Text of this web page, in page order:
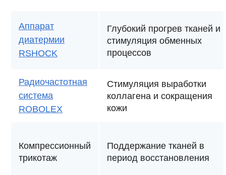
Аппарат
диатермии
RSHOCK
Глубокий прогрев тканей и
стимуляция обменных
процессов
Радиочастотная
система
ROBOLEX
Стимуляция выработки
коллагена и сокращения
кожи
Компрессионный
трикотаж
Поддержание тканей в
период восстановления